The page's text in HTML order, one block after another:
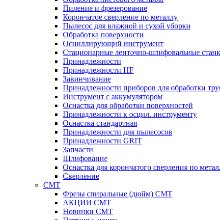
Пиление и фрезерование
Корончатое сверление по металлу
Пылесос для влажной и сухой уборки
Обработка поверхности
Осциллирующий инструмент
Стационарные ленточно-шлифовальные
Принадлежности
Принадлежности HF
Завинчивание
Принадлежности приборов для обработки
Инструмент с аккумулятором
Оснастка для обработки поверхностей
Принадлежности к осцил. инструменту
Оснастка стандартная
Принадлежности для пылесосов
Принадлежности GRIT
Запчасти
Шлифование
Оснастка для корончатого сверления по
Сверление
CMT
Фрезы спиральные (дюйм) СМТ
АКЦИИ СМТ
Новинки CMT